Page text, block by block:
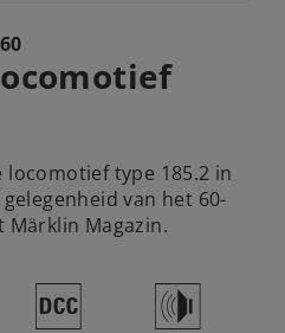
locomotief type 185.2 in
van het 60-
Magazin.
§ h